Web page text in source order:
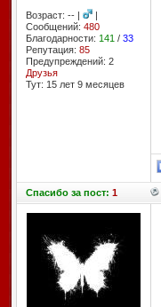
Возраст: -- |
|
Сообщений: 480
Благодарности: 141 / 33
Репутация: 85
Предупреждений: 2
Друзья
Тут: 15 лет 9 месяцев
Спасибоза пост: 1